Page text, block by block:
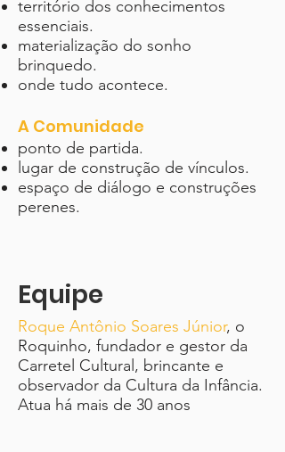
território dos conhecimentos
essenciais.
materialização do sonho
brinquedo.
onde tudo acontece.
A Comunidade
ponto de partida.
lugar de construção de vínculos.
espaço de diálogo e construções
perenes.
Equipe
Roque Antônio Soares Júnior, o
Roquinho, fundador e gestor da
Carretel Cultural, brincante e
observador da Cultura da Infância.
Atua há mais de 30 anos